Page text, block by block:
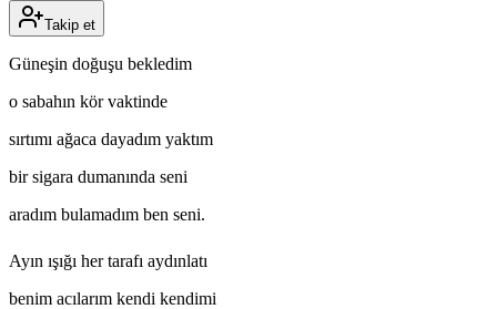
Takip et
Güneşin doğuşu bekledim
o sabahın kör vaktinde
sırtımı ağaca dayadım yaktım
bir sigara dumanında seni
aradım bulamadım ben seni.
Ayın ışığı her tarafı aydınlatı
benim acılarım kendi kendimi